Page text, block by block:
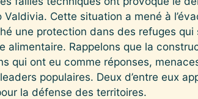
Valdivia. Cette situation a mené à
une protection dans des refuges
alimentaire. Rappelons que la
qui ont eu comme réponses,
populaires. Deux d’entre eux
la défense des territoires.